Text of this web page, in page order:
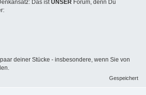
Das istUNSER Forum, denn Du
deiner Stücke - insbesondere, wenn Sie von
Gespeichert